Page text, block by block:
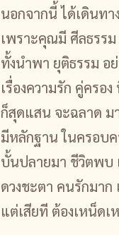
นอกจากนี้ ได้เดินทา
เพราะคุณมี ศีลธรรม
ทั้งนำพา ยุติธรรม
เรื่องความรัก คู่ครอ
ก็สุดแสน จะฉลาด ม
มีหลักฐาน ในครอบ
บั้นปลายมา ชีวิตพบ
ดวงชะตา คนรักมาก
แต่เสียที ต้องเหน็ดเ